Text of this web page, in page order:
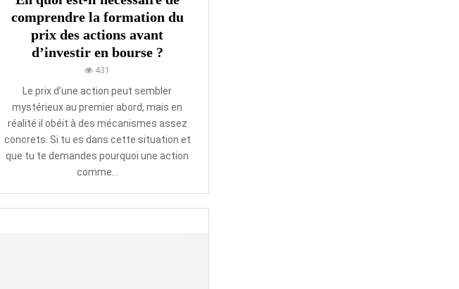
comprendre la formation du
prix des actions avant
d’investir en bourse ?
431
Le prix d’une action peut sembler
mystérieux au premier abord, mais en
réalité il obéit à des mécanismes assez
concrets. Si tu es dans cette situation et
que tu te demandes pourquoi une action
comme...